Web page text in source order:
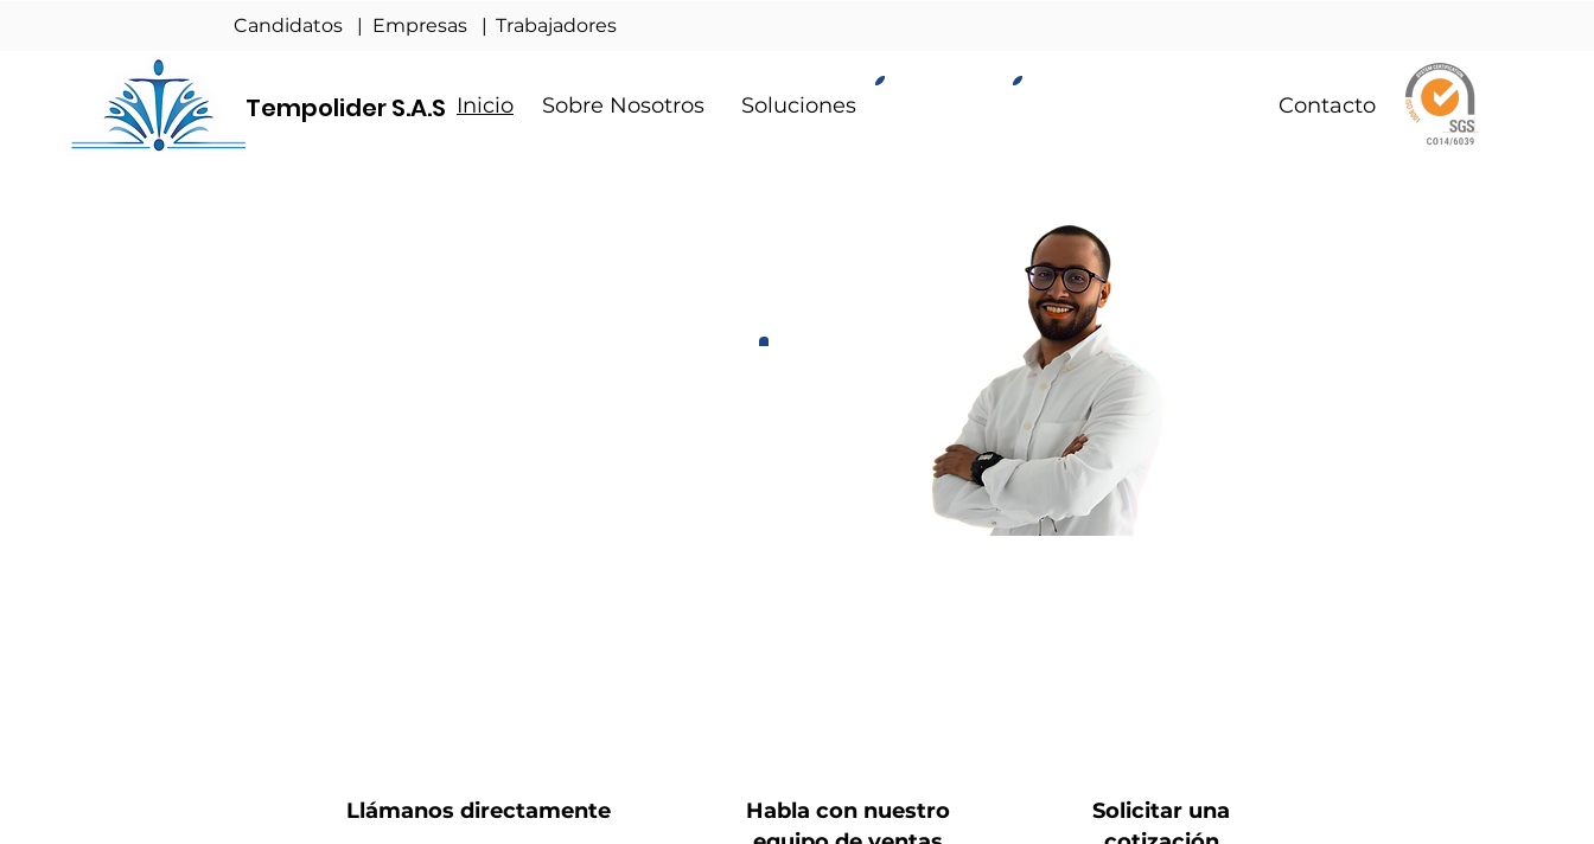
Candidatos | Empresas | Trabajadores
Tempolider S.A.S Inicio Sobre Nosotros Soluciones Contacto
Llámanos directamente
Habla con nuestro
Solicitar una